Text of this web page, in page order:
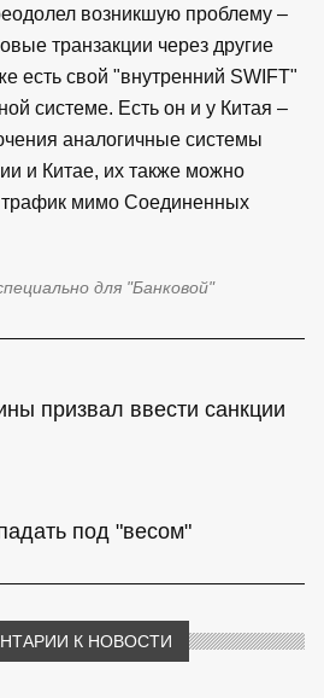
возникшую проблему –
транзакции через другие
есть свой "внутренний SWIFT"
системе. Есть он и у Китая –
аналогичные системы
и Китае, их также можно
трафик мимо Соединенных
для "Банковой"
призвал ввести санкции
под "весом"
К НОВОСТИ